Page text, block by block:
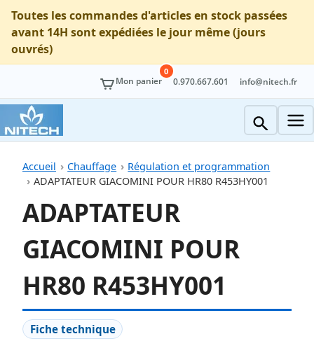
Toutes les commandes d'articles en stock passées
avant 14H sont expédiées le jour même (jours
ouvrés)
Mon panier
0
0.970.667.601 info@nitech.fr
Accueil Chauffage
Régulation et programmation
ADAPTATEUR GIACOMINI POUR HR80 R453HY001
ADAPTATEUR
GIACOMINI POUR
HR80 R453HY001
Fiche technique